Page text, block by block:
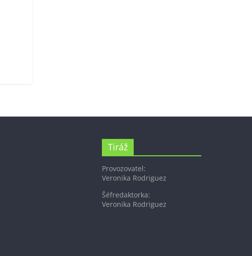
Tiráž
Provozovatel:
Veronika Rodriguez
Šéfredaktorka:
Veronika Rodriguez